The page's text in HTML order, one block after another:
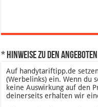
* Hinweise zu den Angeboten
Auf handytariftipp.de
(Werbelinks) ein. Wenn du
keine Auswirkung auf den
deinerseits erhalten wir